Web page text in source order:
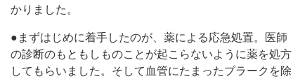
かりました。
●まずはじめに着手したのが、薬による応急処置。医師
の診断のもともしものことが起こらないように薬を処方
してもらいました。そして血管にたまったプラークを除